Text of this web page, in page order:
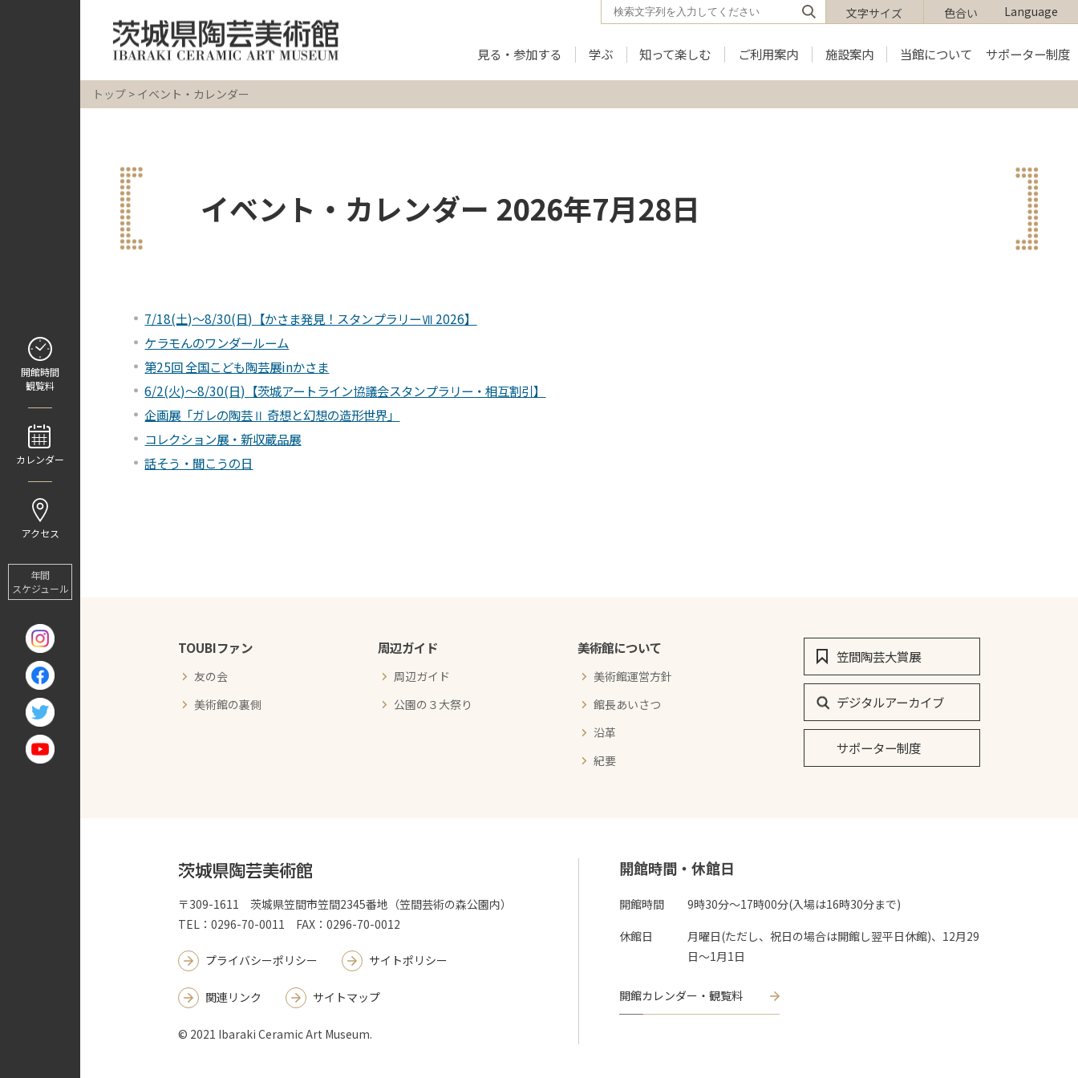
色合い
文字サイズ Language
見る・参加する 学ぶ 知って楽しむ ご利用案内 施設案内 当館について サポーター制度
開館時間
観覧料
カレンダー
アクセス
年間
スケジュール
トップ > イベント・カレンダー
イベント・カレンダー 2026年7月28日
7/18(土)～8/30(日)【かさま発見！スタンプラリーⅦ 2026】
ケラモんのワンダールーム
第25回 全国こども陶芸展inかさま
6/2(火)～8/30(日)【茨城アートライン協議会スタンプラリー・相互割引】
企画展「ガレの陶芸Ⅱ 奇想と幻想の造形世界」
コレクション展・新収蔵品展
話そう・聞こうの日
TOUBIファン
友の会
美術館の裏側
周辺ガイド
周辺ガイド
公園の３大祭り
美術館について
美術館運営方針
館長あいさつ
沿革
紀要
笠間陶芸大賞展
デジタルアーカイブ
サポーター制度
開館時間・休館日
開館時間
9時30分〜17時00分(入場は16時30分まで)
休館日
月曜日(ただし、祝日の場合は開館し翌平日休館)、12月29
日～1月1日
開館カレンダー・観覧料
〒309-1611 茨城県笠間市笠間2345番地（笠間芸術の森公園内）
TEL：0296-70-0011 FAX：0296-70-0012
プライバシーポリシー サイトポリシー
関連リンク サイトマップ
© 2021 Ibaraki Ceramic Art Museum.